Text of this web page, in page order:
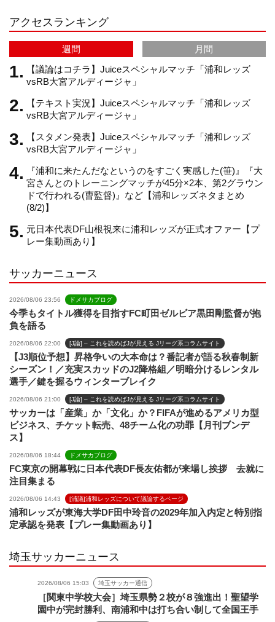
a
m
C
h
a
n
アクセスランキング
週間
月間
【議論はコチラ】Juiceスペシャルマッチ「浦和レッズ
vsRB大宮アルディージャ」
【テキスト実況】Juiceスペシャルマッチ「浦和レッズ
vsRB大宮アルディージャ」
【スタメン発表】Juiceスペシャルマッチ「浦和レッズ
vsRB大宮アルディージャ」
『浦和に来たんだなというのをすごく実感した(笹)』『大
宮さんとのトレーニングマッチが45分×2本、第2グラウン
ドで行われる(曺監督)』など【浦和レッズネタまとめ
(8/2)】
元日本代表DF山根視来に浦和レッズが正式オファー【プ
レー集動画あり】
サッカーニュース
2026/08/06 23:56 ドメサカブログ
今季もタイトル獲得を目指すFC町田ゼルビア黒田剛監督が抱
負を語る
2026/08/06 22:00 [J論] – これを読めばJが見える Jリーグ系コラムサイト
【J3順位予想】昇格争いの大本命は？番記者が語る秋春制新
シーズン！／充実スカッドのJ2降格組／明暗分けるレンタル
選手／鍵を握るウィンターブレイク
2026/08/06 21:00 [J論] – これを読めばJが見える Jリーグ系コラムサイト
サッカーは「産業」か「文化」か？FIFAが進めるアメリカ型
ビジネス、チケット転売、48チーム化の功罪【月刊ブンデ
ス】
2026/08/06 18:44 ドメサカブログ
FC東京の開幕戦に日本代表DF長友佑都が来場し挨拶 去就に
注目集まる
2026/08/06 14:43 [浦議]浦和レッズについて議論するページ
浦和レッズが東海大学DF田中玲音の2029年加入内定と特別指
定承認を発表【プレー集動画あり】
埼玉サッカーニュース
2026/08/06 15:03 埼玉サッカー通信
［関東中学校大会］埼玉県勢２校が８強進出！聖望学
園中が完封勝利、南浦和中は打ち合い制して全国王手